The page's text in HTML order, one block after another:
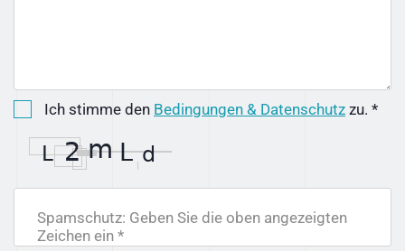
Ich stimme den Bedingungen & Datenschutz zu. *
Spamschutz: Geben Sie die oben angezeigten
Zeichen ein *